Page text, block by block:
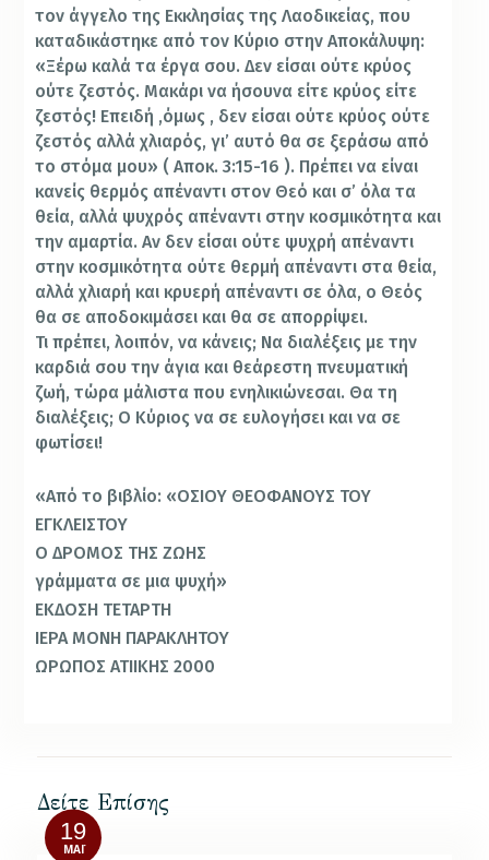
τον άγγελο της Εκκλησίας της Λαοδικείας, που
καταδικάστηκε από τον Κύριο στην Αποκάλυψη:
«Ξέρω καλά τα έργα σου. Δεν είσαι ούτε κρύος
ούτε ζεστός. Μακάρι να ήσουνα είτε κρύος είτε
ζεστός! Επειδή ,όμως , δεν είσαι ούτε κρύος ούτε
ζεστός αλλά χλιαρός, γι’ αυτό θα σε ξεράσω από
το στόμα μου» ( Αποκ. 3:15-16 ). Πρέπει να είναι
κανείς θερμός απέναντι στον Θεό και σ’ όλα τα
θεία, αλλά ψυχρός απέναντι στην κοσμικότητα και
την αμαρτία. Αν δεν είσαι ούτε ψυχρή απέναντι
στην κοσμικότητα ούτε θερμή απέναντι στα θεία,
αλλά χλιαρή και κρυερή απέναντι σε όλα, ο Θεός
θα σε αποδοκιμάσει και θα σε απορρίψει.
Τι πρέπει, λοιπόν, να κάνεις; Να διαλέξεις με την
καρδιά σου την άγια και θεάρεστη πνευματική
ζωή, τώρα μάλιστα που ενηλικιώνεσαι. Θα τη
διαλέξεις; Ο Κύριος να σε ευλογήσει και να σε
φωτίσει!
«Από το βιβλίο: «ΟΣΙΟΥ ΘΕΟΦΑΝΟΥΣ ΤΟΥ
ΕΓΚΛΕΙΣΤΟΥ
Ο ΔΡΟΜΟΣ ΤΗΣ ΖΩΗΣ
γράμματα σε μια ψυχή»
ΕΚΔΟΣΗ ΤΕΤΑΡΤΗ
ΙΕΡΑ ΜΟΝΗ ΠΑΡΑΚΛΗΤΟΥ
ΩΡΩΠΟΣ ΑΤΙΙΚΗΣ 2000
Δείτε Επίσης
19
ΜΆΙ